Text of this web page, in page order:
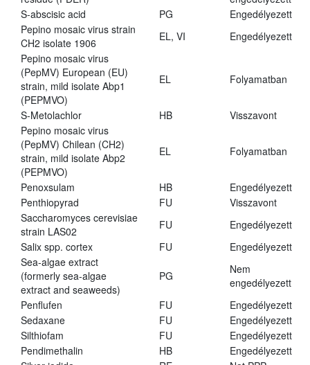
S-abscisic acid
PG
Engedélyezett
Pepino mosaic virus strain
CH2 isolate 1906
EL, VI
Engedélyezett
Pepino mosaic virus
(PepMV) European (EU)
strain, mild isolate Abp1
(PEPMVO)
EL Folyamatban
S-Metolachlor HB
Visszavont
Pepino mosaic virus
(PepMV) Chilean (CH2)
strain, mild isolate Abp2
(PEPMVO)
EL Folyamatban
Penoxsulam HB
Engedélyezett
Penthiopyrad
FU
Visszavont
Saccharomyces cerevisiae
strain LAS02
FU
Engedélyezett
Salix spp. cortex
FU
Engedélyezett
Sea-algae extract
(formerly sea-algae
extract and seaweeds)
PG
Nem
engedélyezett
Penflufen
FU
Engedélyezett
Sedaxane
FU
Engedélyezett
Silthiofam
FU
Engedélyezett
Pendimethalin
HB
Engedélyezett